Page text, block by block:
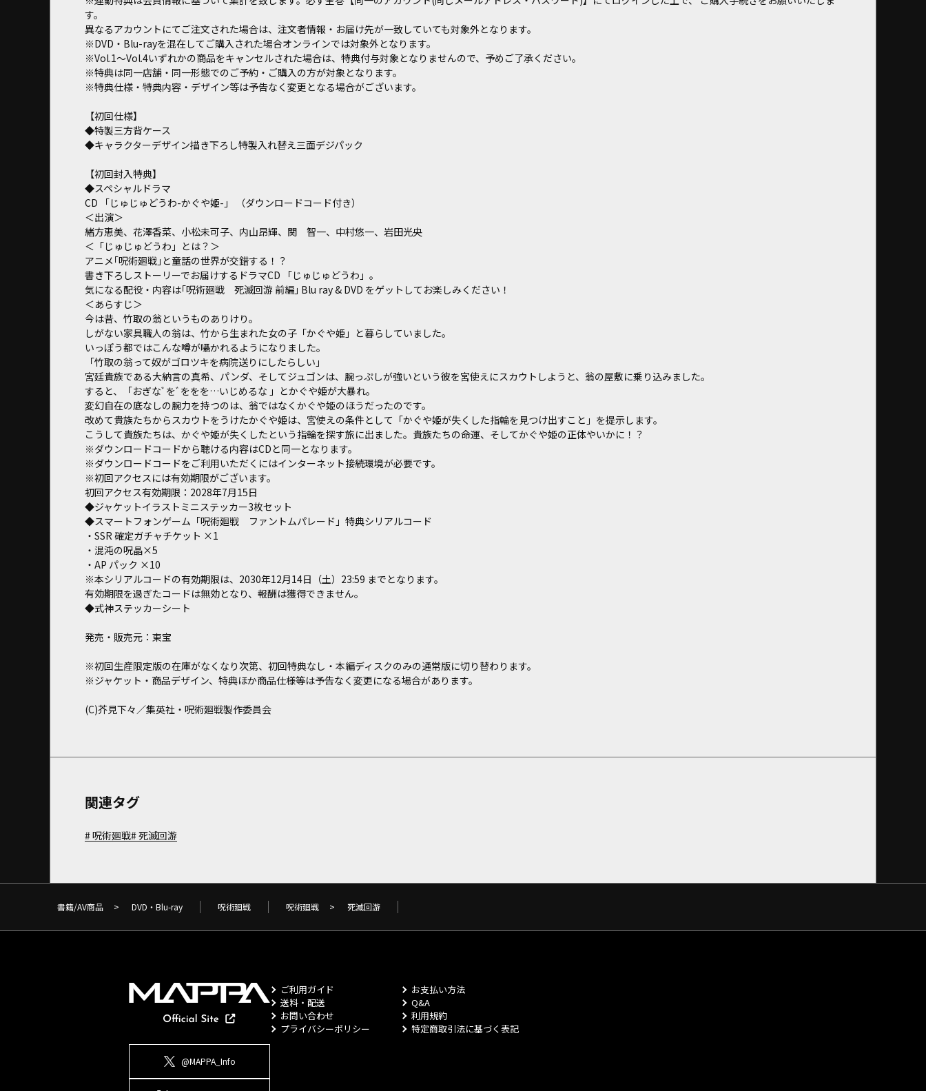
す。
異なるアカウントにてご注文された場合は、注文者情報・お届け先が一致していても対象外となります。
※DVD・Blu-rayを混在してご購入された場合オンラインでは対象外となります。
※Vol.1～Vol.4いずれかの商品をキャンセルされた場合は、特典付与対象となりませんので、予めご了承ください。
※特典は同一店舗・同一形態でのご予約・ご購入の方が対象となります。
※特典仕様・特典内容・デザイン等は予告なく変更となる場合がございます。
【初回仕様】
◆特製三方背ケース
◆キャラクターデザイン描き下ろし特製入れ替え三面デジパック
【初回封入特典】
◆スペシャルドラマ
CD 「じゅじゅどうわ-かぐや姫-」 （ダウンロードコード付き）
＜出演＞
緒方恵美、花澤香菜、小松未可子、内山昂輝、関 智一、中村悠一、岩田光央
＜「じゅじゅどうわ」とは？＞
アニメ｢呪術廻戦｣と童話の世界が交錯する！？
書き下ろしストーリーでお届けするドラマCD 「じゅじゅどうわ」。
気になる配役・内容は｢呪術廻戦 死滅回游 前編｣ Blu ray & DVD をゲットしてお楽しみください！
＜あらすじ＞
今は昔、竹取の翁というものありけり――。
しがない家具職人の翁は、竹から生まれた女の子「かぐや姫」と暮らしていました。
いっぽう都ではこんな噂が囁かれるようになりました。
「竹取の翁って奴がゴロツキを病院送りにしたらしい」
宮廷貴族である大納言の真希、パンダ、そしてジュゴンは、腕っぷしが強いという彼を宮使えにスカウトしようと、翁の屋敷に乗り込みました。
すると、「おぎなﾞをﾞををを…いじめるな 」とかぐや姫が大暴れ。
変幻自在の底なしの腕力を持つのは、翁ではなくかぐや姫のほうだったのです。
改めて貴族たちからスカウトをうけたかぐや姫は、宮使えの条件として「かぐや姫が失くした指輪を見つけ出すこと」を提示します。
こうして貴族たちは、かぐや姫が失くしたという指輪を探す旅に出ました。貴族たちの命運、そしてかぐや姫の正体やいかに！？
※ダウンロードコードから聴ける内容はCDと同一となります。
※ダウンロードコードをご利用いただくにはインターネット接続環境が必要です。
※初回アクセスには有効期限がございます。
初回アクセス有効期限：2028年7月15日
◆ジャケットイラストミニステッカー3枚セット
◆スマートフォンゲーム「呪術廻戦 ファントムパレード」特典シリアルコード
・SSR 確定ガチャチケット ×1
・混沌の呪晶×5
・AP パック ×10
※本シリアルコードの有効期限は、2030年12月14日（土）23:59 までとなります。
有効期限を過ぎたコードは無効となり、報酬は獲得できません。
◆式神ステッカーシート
発売・販売元：東宝
※初回生産限定版の在庫がなくなり次第、初回特典なし・本編ディスクのみの通常版に切り替わります。
※ジャケット・商品デザイン、特典ほか商品仕様等は予告なく変更になる場合があります。
(C)芥見下々／集英社・呪術廻戦製作委員会
関連タグ
呪術廻戦 死滅回游
書籍/AV商品 > DVD・Blu-ray 呪術廻戦 呪術廻戦 > 死滅回游
@MAPPA_Info
ご利用ガイド
お支払い方法
送料・配送
Q&A
お問い合わせ
利用規約
プライバシーポリシー
特定商取引法に基づく表記